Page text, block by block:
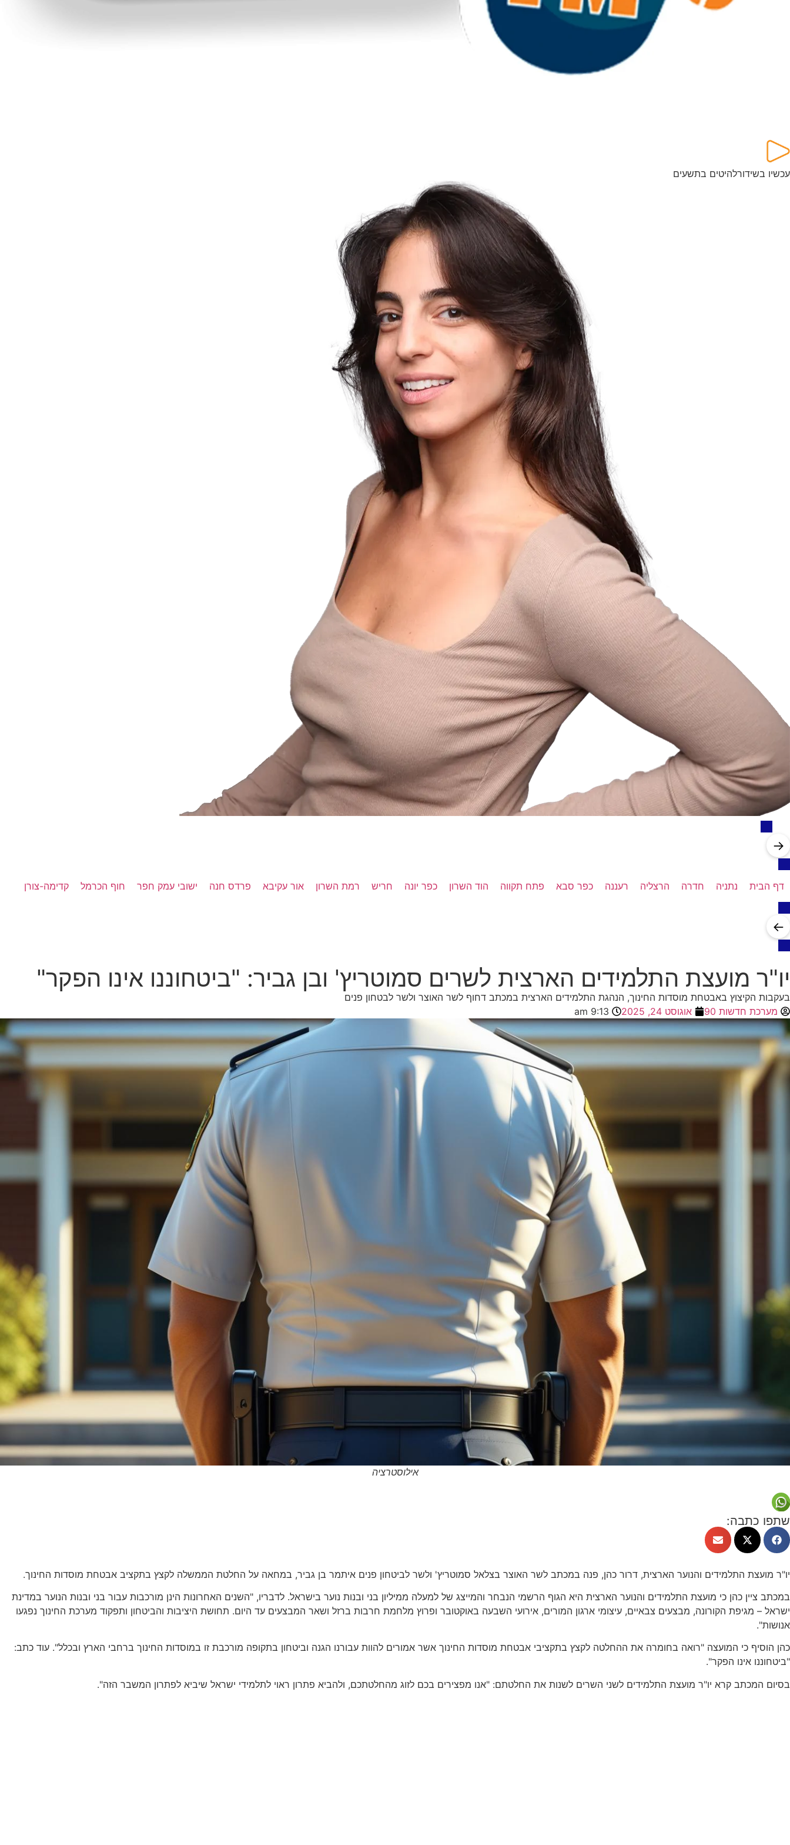
עכשיו בשידורלהיטים בתשעים
→
דף הבית נתניה חדרה הרצליה רעננה כפר סבא פתח תקווה הוד השרון כפר יונה חריש רמת השרון אור עקיבא פרדס חנה ישובי עמק חפר חוף הכרמל קדימה-צורן
←
יו"ר מועצת התלמידים הארצית לשרים סמוטריץ' ובן גביר: "ביטחוננו אינו הפקר"
בעקבות הקיצוץ באבטחת מוסדות החינוך, הנהגת התלמידים הארצית במכתב דחוף לשר האוצר ולשר לבטחון פנים
מערכת חדשות 90
אוגוסט 24, 2025 9:13 am
אילוסטרציה
שתפו כתבה:
יו"ר מועצת התלמידים והנוער הארצית, דרור כהן, פנה במכתב לשר האוצר בצלאל סמוטריץ' ולשר לביטחון פנים איתמר בן גביר, במחאה על החלטת הממשלה לקצץ בתקציב אבטחת מוסדות החינוך.
במכתב ציין כהן כי מועצת התלמידים והנוער הארצית היא הגוף הרשמי הנבחר והמייצג של למעלה ממיליון בני ובנות נוער בישראל. לדבריו, "השנים האחרונות הינן מורכבות עבור בני ובנות הנוער במדינת
ישראל – מגיפת הקורונה, מבצעים צבאיים, עיצומי ארגון המורים, אירועי השבעה באוקטובר ופרוץ מלחמת חרבות ברזל ושאר המבצעים עד היום. תחושת היציבות והביטחון ותפקוד מערכת החינוך נפגעו
אנושות".
כהן הוסיף כי המועצה "רואה בחומרה את ההחלטה לקצץ בתקציבי אבטחת מוסדות החינוך אשר אמורים להוות עבורנו הגנה וביטחון בתקופה מורכבת זו במוסדות החינוך ברחבי הארץ ובכלל". עוד כתב:
"ביטחוננו אינו הפקר".
בסיום המכתב קרא יו"ר מועצת התלמידים לשני השרים לשנות את החלטתם: "אנו מפצירים בכם לזוג מהחלטתכם, ולהביא פתרון ראוי לתלמידי ישראל שיביא לפתרון המשבר הזה".